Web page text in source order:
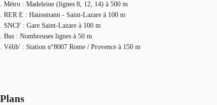
. Métro : Madeleine (lignes 8, 12, 14) à 500 m
. RER E : Haussmann - Saint-Lazare à 100 m
. SNCF : Gare Saint-Lazare à 100 m
. Bus : Nombreuses lignes à 50 m
. Vélib' : Station n°8007 Rome / Provence à 150 m
Plans